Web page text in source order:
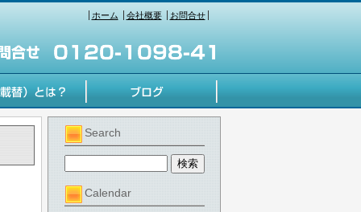
ホーム 会社概要 お問合せ
Search
Calendar